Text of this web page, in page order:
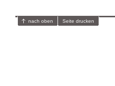
nach oben Seite drucken